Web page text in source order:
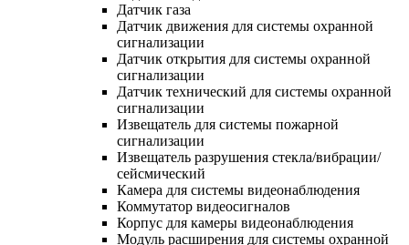
Датчик газа
Датчик движения для системы охранной
сигнализации
Датчик открытия для системы охранной
сигнализации
Датчик технический для системы охранной
сигнализации
Извещатель для системы пожарной
сигнализации
Извещатель разрушения стекла/вибрации/
сейсмический
Камера для системы видеонаблюдения
Коммутатор видеосигналов
Корпус для камеры видеонаблюдения
Модуль расширения для системы охранной